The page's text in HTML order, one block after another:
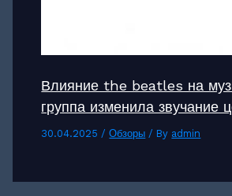
Влияние the beatles на
группа изменила звучание
30.04.2025/Обзоры / By admin